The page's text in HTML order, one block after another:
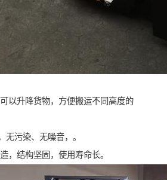
以升降货物，方便搬运不同高度的
无污染、无噪音，。
，结构坚固，使用寿命长。